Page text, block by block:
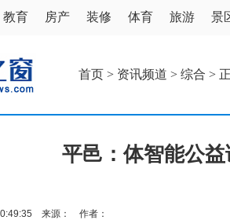
教育 房产 装修 体育 旅游 景
首页 > 资讯频道 > 综合 >
平邑：体智能公
来源： 作者：